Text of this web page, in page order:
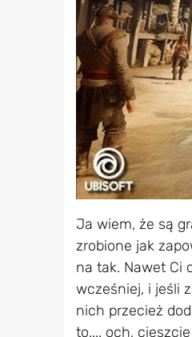
Ja wiem, że są
zrobione jak
na tak. Nawet Ci
wcześniej, i jeśli
nich przecież
to.... och,